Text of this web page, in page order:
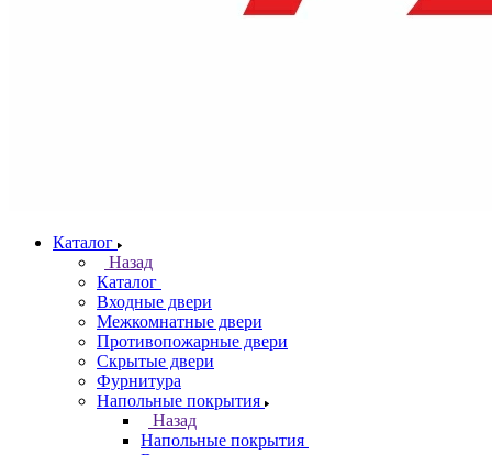
Каталог
Назад
Каталог
Входные двери
Межкомнатные двери
Противопожарные двери
Скрытые двери
Фурнитура
Напольные покрытия
Назад
Напольные покрытия